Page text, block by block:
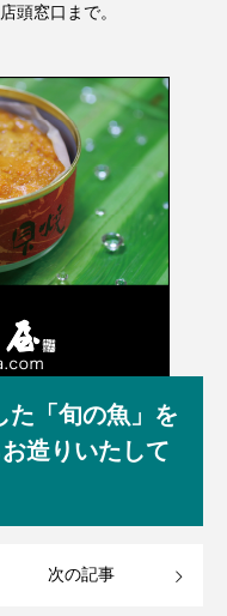
頭窓口まで。
た「旬の魚」を
造りいたして
次の記事